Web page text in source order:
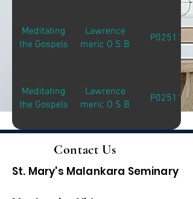
Meditating
the Gospels
Lawrence
meric O S B
P02511
Meditating
the Gospels
Lawrence
meric O S B
P02511
Contact Us
St. Mary's Malankara Seminary